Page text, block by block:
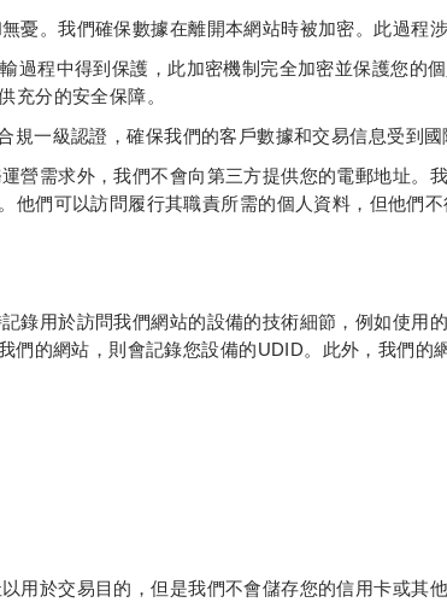
。我們確保數據在離開本網站時被加密。此過程
程中得到保護，此加密機制完全加密並保護您的
充分的安全保障。
一級認證，確保我們的客戶數據和交易信息受到國
營需求外，我們不會向第三方提供您的電郵地址。
們可以訪問履行其職責所需的個人資料，但他們不
錄用於訪問我們網站的設備的技術細節，例如使用
的網站，則會記錄您設備的UDID。此外，我們的
於交易目的，但是我們不會儲存您的信用卡或其他